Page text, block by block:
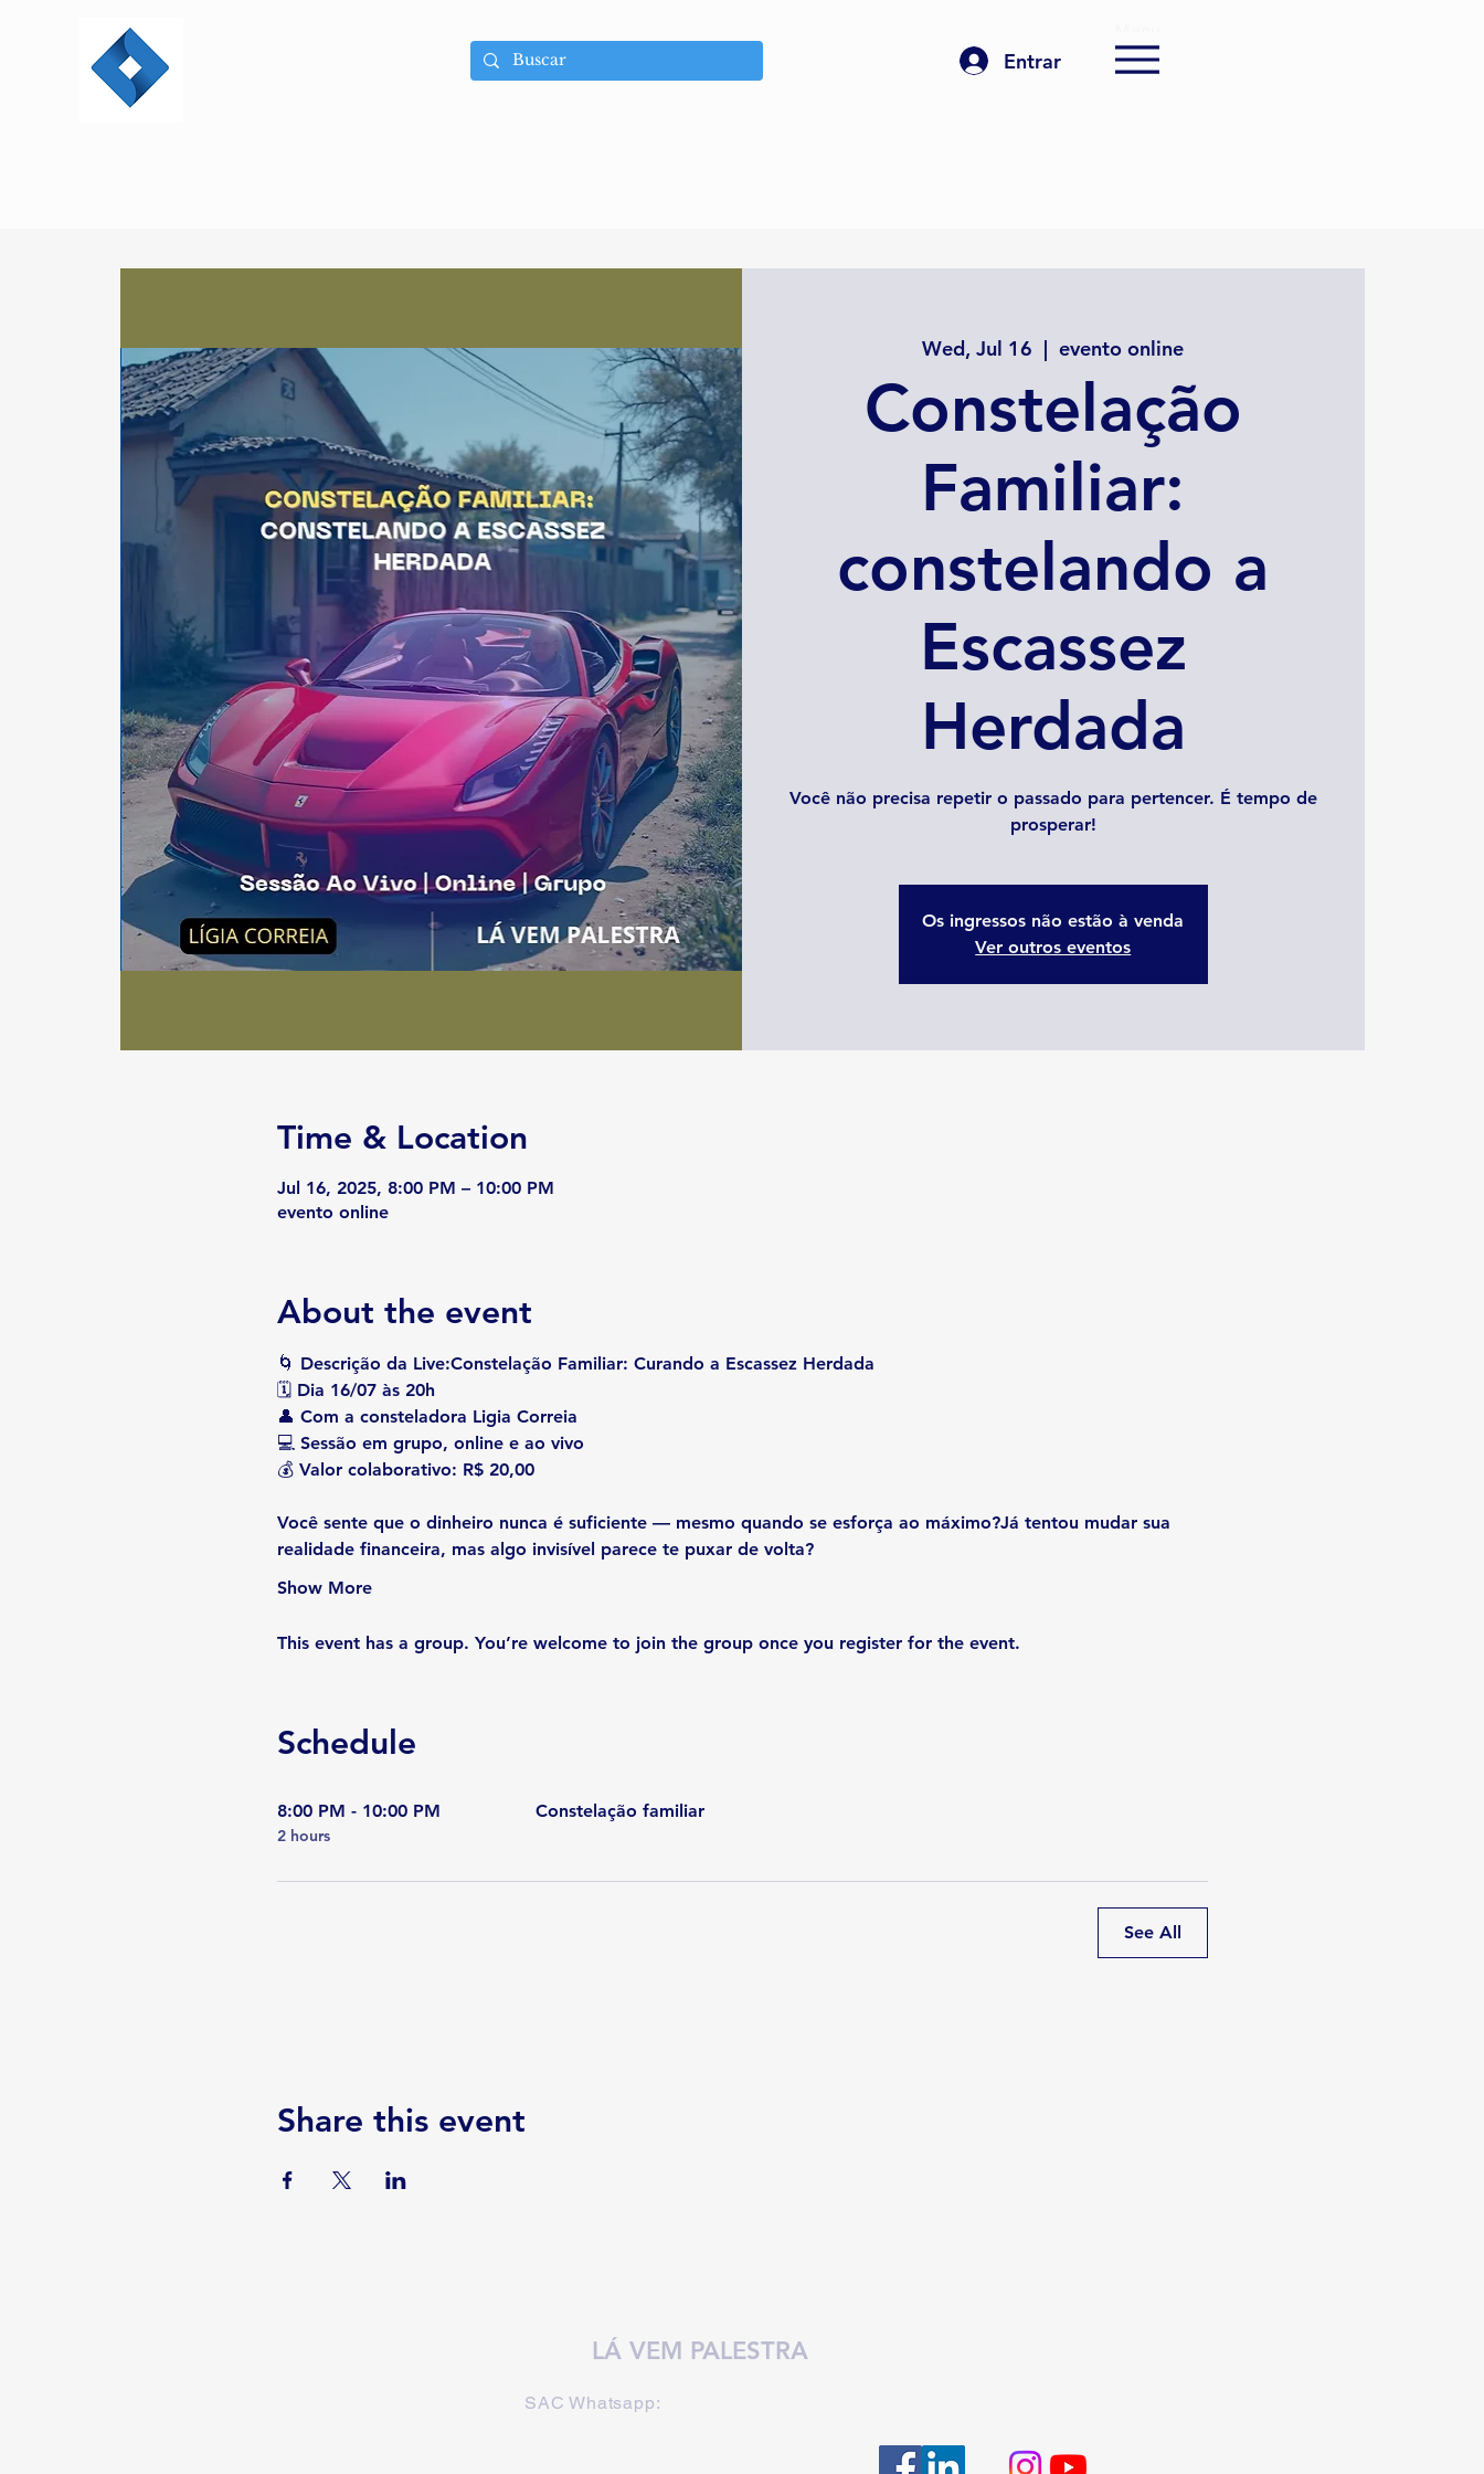
Entrar
Wed, Jul 16
  |
evento online
Constelação
Familiar:
constelando a
Escassez
Herdada
Você não precisa repetir o passado para pertencer. É tempo de
prosperar!
Os ingressos não estão à venda
Ver outros eventos
Time & Location
Jul 16, 2025, 8:00 PM – 10:00 PM
evento online
About the event
🌀 Descrição da Live:Constelação Familiar: Curando a Escassez Herdada
🗓 Dia 16/07 às 20h
👤 Com a consteladora Ligia Correia
💻 Sessão em grupo, online e ao vivo
💰 Valor colaborativo: R$ 20,00
Você sente que o dinheiro nunca é suficiente — mesmo quando se esforça ao máximo?Já tentou mudar sua
realidade financeira, mas algo invisível parece te puxar de volta?
Show More
This event has a group. You’re welcome to join the group once you register for the event.
Schedule
8:00 PM - 10:00 PM
2 hours
Constelação familiar
See All
Share this event
LÁ VEM PALESTRA
SAC Whatsapp: